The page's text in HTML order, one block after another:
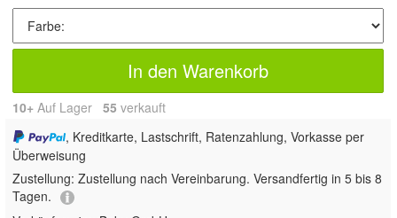
In den Warenkorb
10+ Auf Lager 55 verkauft
, Kreditkarte, Lastschrift, Ratenzahlung, Vorkasse per
Überweisung
Zustellung: Zustellung nach Vereinbarung. Versandfertig in 5 bis 8
Tagen.